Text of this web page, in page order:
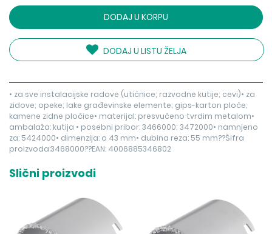
DODAJ U KORPU
DODAJ U LISTU ŽELJA
• za sve instalacijske radove (utičnice; razvodne kutije; cevi)• za
zidove; opeke; lake građevinske elemente; gips-karton ploče;
kamene zidne pločice• materijal: presvučeno tvrdim metalom•
ambalaža: kutija • posebni pribor: 3466000; 3472000• namnjeno
za: 5424000• dimenzija: o 43 mm• dubina reza: 55 mm??Šifra
proizvoda:3468000??EAN: 4006885346802
Slični proizvodi